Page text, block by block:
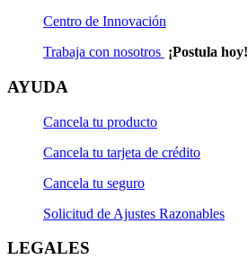
Centro de Innovación
Trabaja con nosotros ¡Postula hoy!
AYUDA
Cancela tu producto
Cancela tu tarjeta de crédito
Cancela tu seguro
Solicitud de Ajustes Razonables
LEGALES